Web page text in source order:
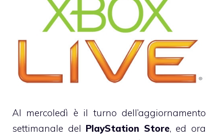
Al mercoledì è il turno dell’aggiornamento
settimanale del PlayStation Store, ed ora